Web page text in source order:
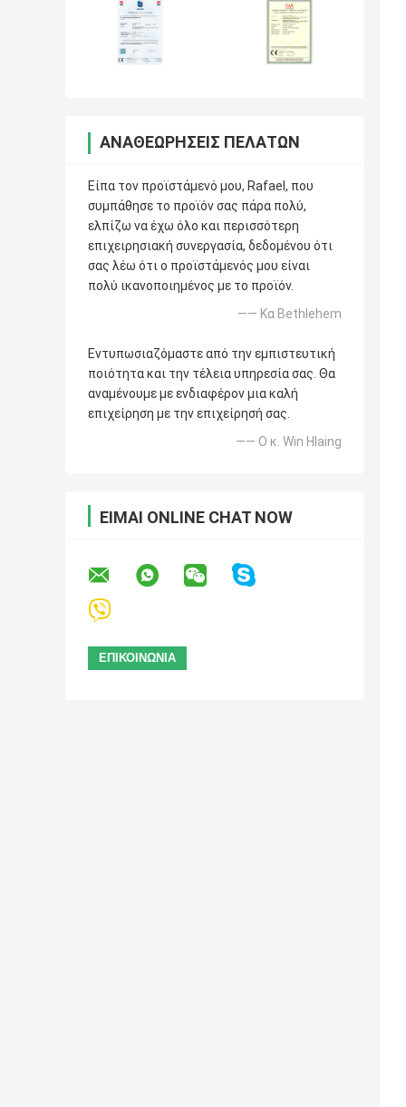
ΑΝΑΘΕΩΡΉΣΕΙΣ ΠΕΛΑΤΏΝ
Είπα τον προϊστάμενό μου, Rafael, που
συμπάθησε το προϊόν σας πάρα πολύ,
ελπίζω να έχω όλο και περισσότερη
επιχειρησιακή συνεργασία, δεδομένου ότι
σας λέω ότι ο προϊστάμενός μου είναι
πολύ ικανοποιημένος με το προϊόν.
—— Κα Bethlehem
Εντυπωσιαζόμαστε από την εμπιστευτική
ποιότητα και την τέλεια υπηρεσία σας. Θα
αναμένουμε με ενδιαφέρον μια καλή
επιχείρηση με την επιχείρησή σας.
—— Ο κ. Win Hlaing
ΕΊΜΑΙ ONLINE CHAT NOW